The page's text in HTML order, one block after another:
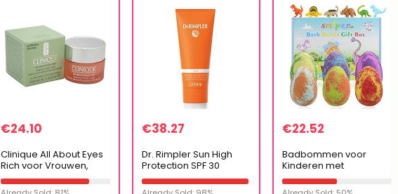
€24.10
Clinique All About Eyes
Rich voor Vrouwen,
Vermindert Kringen, 15
ml
€38.27
Dr. Rimpler Sun High
Protection SPF 30
Waterdichte en
zweetbestendige
€22.52
Badbommen voor
Kinderen met
Verrassing erin, 6 STKS
Dino-ei Handgemaakte